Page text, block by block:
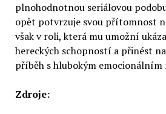
plnohodnotnou seriálovou
opět potvrzuje svou přítomnost
však v roli, která mu umožní
hereckých schopností a přinést
příběh s hlubokým emocionálním
Zdroje: